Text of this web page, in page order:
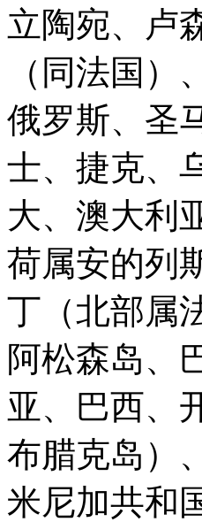
立陶宛、卢
（同法国
俄罗斯、圣
士、捷克、
大、澳大利
荷属安的列
丁（北部属
阿松森岛、
亚、巴西、
布腊克岛）
米尼加共和